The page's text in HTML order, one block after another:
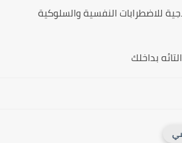
للاضطرابات النفسية والسلوكية
بداخلك